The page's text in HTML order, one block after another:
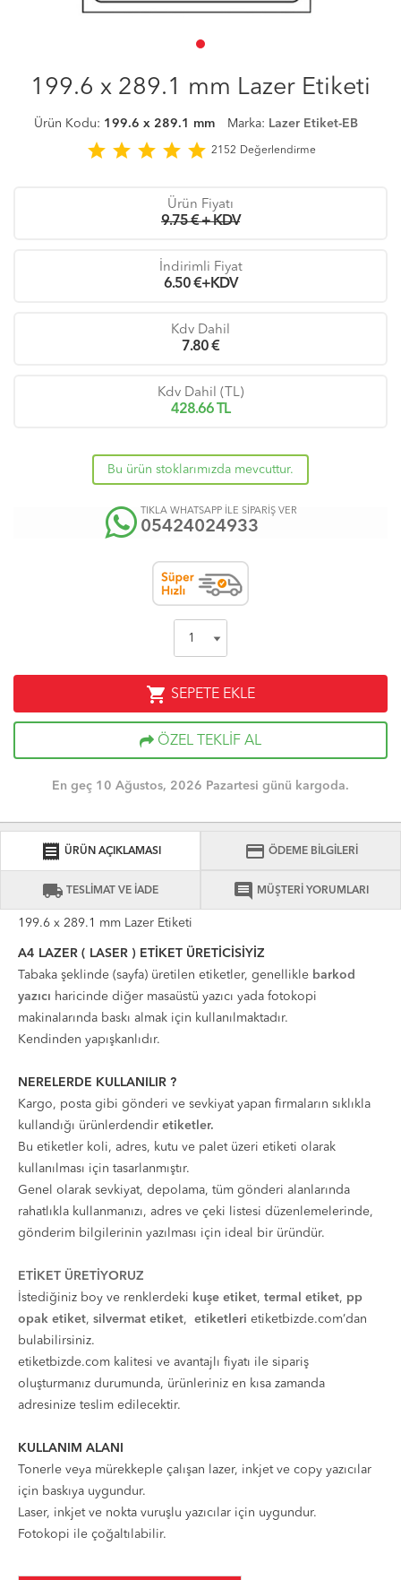
199.6 x 289.1 mm Lazer Etiketi
Ürün Kodu: 199.6 x 289.1 mm Marka: Lazer Etiket-EB
star star star star star 2152 Değerlendirme
Ürün Fiyatı
9.75 € + KDV
İndirimli Fiyat
6.50€+KDV
Kdv Dahil
7.80€
Kdv Dahil (TL)
428.66 TL
Bu ürün stoklarımızda mevcuttur.
TIKLA WHATSAPP İLE SİPARİŞ VER
05424024933
shopping_cart SEPETE EKLE
ÖZEL TEKLİF AL
En geç 10 Ağustos, 2026 Pazartesi günü kargoda.
receipt ÜRÜN AÇIKLAMASI credit_card ÖDEME BİLGİLERİ
local_shipping TESLİMAT VE İADE comment MÜŞTERİ YORUMLARI
199.6 x 289.1 mm Lazer Etiketi
A4 LAZER ( LASER ) ETİKET ÜRETİCİSİYİZ
Tabaka şeklinde (sayfa) üretilen etiketler, genellikle barkod
yazıcı haricinde diğer masaüstü yazıcı yada fotokopi
makinalarında baskı almak için kullanılmaktadır.
Kendinden yapışkanlıdır.
NERELERDE KULLANILIR ?
Kargo, posta gibi gönderi ve sevkiyat yapan firmaların sıklıkla
kullandığı ürünlerdendir etiketler.
Bu etiketler koli, adres, kutu ve palet üzeri etiketi olarak
kullanılması için tasarlanmıştır.
Genel olarak sevkiyat, depolama, tüm gönderi alanlarında
rahatlıkla kullanmanızı, adres ve çeki listesi düzenlemelerinde,
gönderim bilgilerinin yazılması için ideal bir üründür.
ETİKET ÜRETİYORUZ
İstediğiniz boy ve renklerdeki kuşe etiket, termal etiket, pp
opak etiket, silvermat etiket, etiketleri etiketbizde.com’dan
bulabilirsiniz.
etiketbizde.com kalitesi ve avantajlı fiyatı ile sipariş
oluşturmanız durumunda, ürünleriniz en kısa zamanda
adresinize teslim edilecektir.
KULLANIM ALANI
Tonerle veya mürekkeple çalışan lazer, inkjet ve copy yazıcılar
için baskıya uygundur.
Laser, inkjet ve nokta vuruşlu yazıcılar için uygundur.
Fotokopi ile çoğaltılabilir.